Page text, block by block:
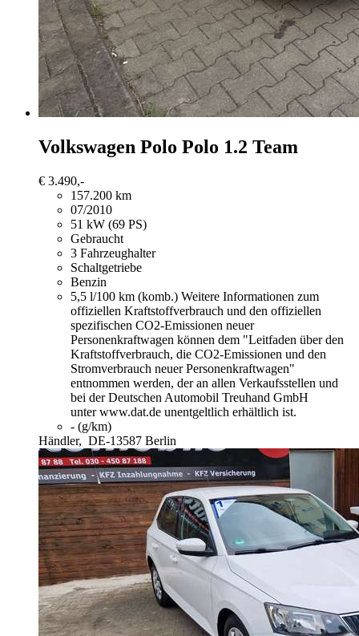
Volkswagen Polo Polo 1.2 Team
€ 3.490,-
157.200 km
07/2010
51 kW (69 PS)
Gebraucht
3 Fahrzeughalter
Schaltgetriebe
Benzin
5,5 l/100 km (komb.) Weitere Informationen zum
offiziellen Kraftstoffverbrauch und den offiziellen
spezifischen CO2-Emissionen neuer
Personenkraftwagen können dem "Leitfaden über den
Kraftstoffverbrauch, die CO2-Emissionen und den
Stromverbrauch neuer Personenkraftwagen"
entnommen werden, der an allen Verkaufsstellen und
bei der Deutschen Automobil Treuhand GmbH
unter www.dat.de unentgeltlich erhältlich ist.
- (g/km)
Händler, DE-13587 Berlin